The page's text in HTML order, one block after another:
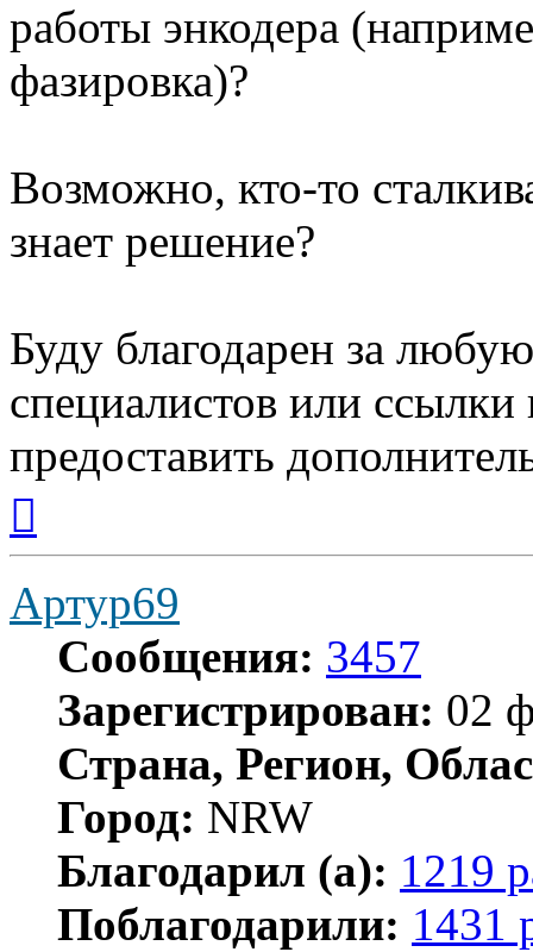
работы энкодера
фазировка)?
Возможно, кто-то
знает решение?
Буду благодарен за
специалистов или
предоставить
началу
Артур69
Сообщения: 3457
Зарегистрирован: 02
Страна, Регион,
Город: NRW
Благодарил (а): 1219
Поблагодарили: 1431